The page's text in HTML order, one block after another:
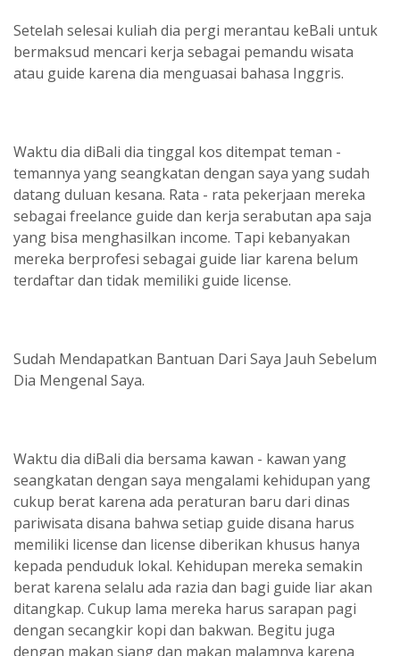
Setelah selesai kuliah dia pergi merantau keBali untuk
bermaksud mencari kerja sebagai pemandu wisata
atau guide karena dia menguasai bahasa Inggris.
Waktu dia diBali dia tinggal kos ditempat teman -
temannya yang seangkatan dengan saya yang sudah
datang duluan kesana. Rata - rata pekerjaan mereka
sebagai freelance guide dan kerja serabutan apa saja
yang bisa menghasilkan income. Tapi kebanyakan
mereka berprofesi sebagai guide liar karena belum
terdaftar dan tidak memiliki guide license.
Sudah Mendapatkan Bantuan Dari Saya Jauh Sebelum
Dia Mengenal Saya.
Waktu dia diBali dia bersama kawan - kawan yang
seangkatan dengan saya mengalami kehidupan yang
cukup berat karena ada peraturan baru dari dinas
pariwisata disana bahwa setiap guide disana harus
memiliki license dan license diberikan khusus hanya
kepada penduduk lokal. Kehidupan mereka semakin
berat karena selalu ada razia dan bagi guide liar akan
ditangkap. Cukup lama mereka harus sarapan pagi
dengan secangkir kopi dan bakwan. Begitu juga
dengan makan siang dan makan malamnya karena